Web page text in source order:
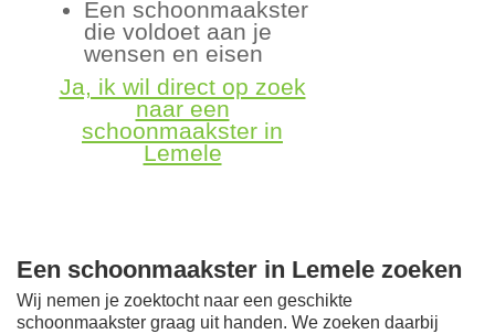
Een schoonmaakster
die voldoet aan je
wensen en eisen
Ja, ik wil direct op zoek
naar een
schoonmaakster in
Lemele
Een schoonmaakster in Lemele zoeken
Wij nemen je zoektocht naar een geschikte
schoonmaakster graag uit handen. We zoeken daarbij